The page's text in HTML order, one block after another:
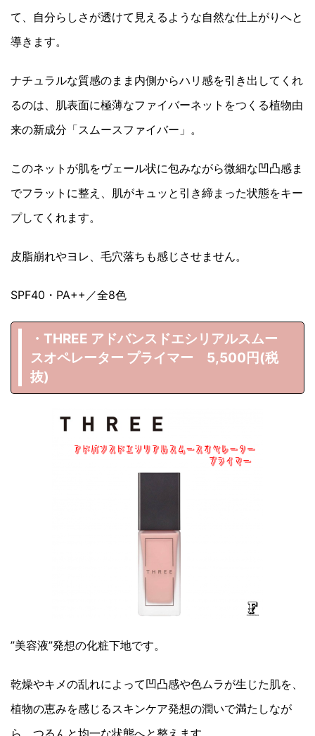
て、自分らしさが透けて見えるような自然な仕上がりへと
導きます。
ナチュラルな質感のまま内側からハリ感を引き出してくれ
るのは、肌表面に極薄なファイバーネットをつくる植物由
来の新成分「スムースファイバー」。
このネットが肌をヴェール状に包みながら微細な凹凸感ま
でフラットに整え、肌がキュッと引き締まった状態をキー
プしてくれます。
皮脂崩れやヨレ、毛穴落ちも感じさせません。
SPF40・PA++／全8色
・THREE アドバンスドエシリアルスムー
スオペレーター プライマー 5,500円(税
抜)
”美容液”発想の化粧下地です。
乾燥やキメの乱れによって凹凸感や色ムラが生じた肌を、
植物の恵みを感じるスキンケア発想の潤いで満たしなが
ら、つるんと均一な状態へと整えます。